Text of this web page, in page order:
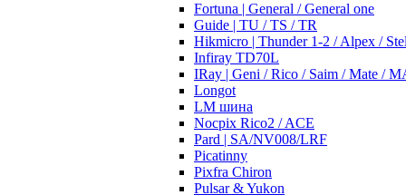
Fortuna | General / General one
Guide | TU / TS / TR
Hikmicro | Thunder 1-2 / Alpex /
Infiray TD70L
IRay | Geni / Rico / Saim / Mate /
Longot
LM шина
Nocpix Rico2 / ACE
Pard | SA/NV008/LRF
Picatinny
Pixfra Chiron
Pulsar & Yukon